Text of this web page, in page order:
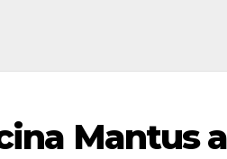
Mantus a